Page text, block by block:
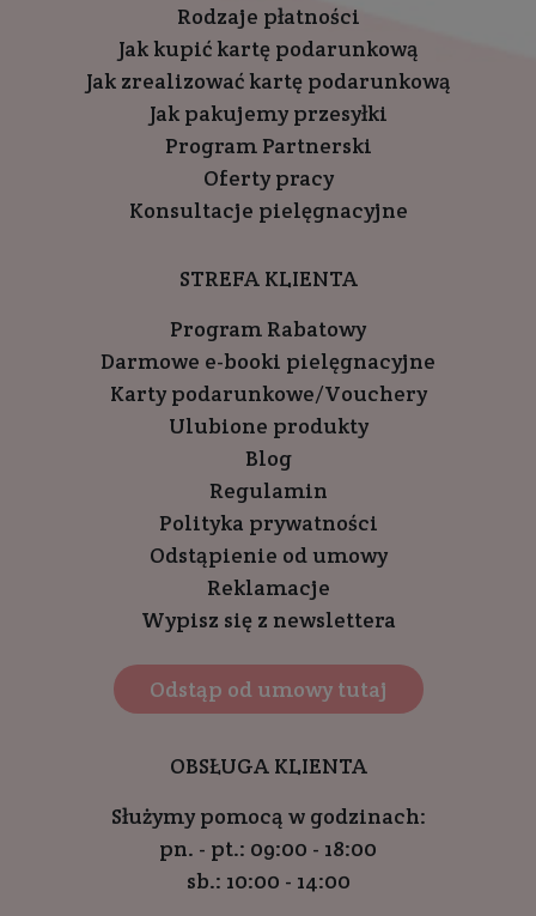
Rodzaje płatności
Jak kupić kartę podarunkową
Jak zrealizować kartę podarunkową
Jak pakujemy przesyłki
Program Partnerski
Oferty pracy
Konsultacje pielęgnacyjne
STREFA KLIENTA
Program Rabatowy
Darmowe e-booki pielęgnacyjne
Karty podarunkowe/Vouchery
Ulubione produkty
Blog
Regulamin
Polityka prywatności
Odstąpienie od umowy
Reklamacje
Wypisz się z newslettera
Odstąp od umowy tutaj
OBSŁUGA KLIENTA
Służymy pomocą w godzinach:
pn. - pt.: 09:00 - 18:00
sb.: 10:00 - 14:00